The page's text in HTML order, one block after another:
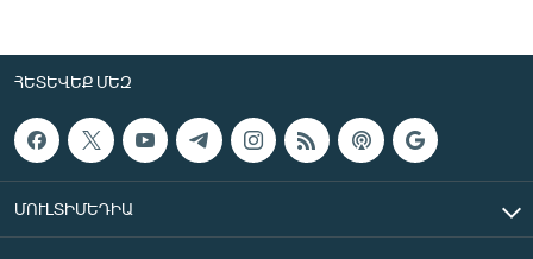
ՀԵՏԵՎԵՔ ՄԵԶ
ՄՈՒԼՏԻՄԵԴԻԱ